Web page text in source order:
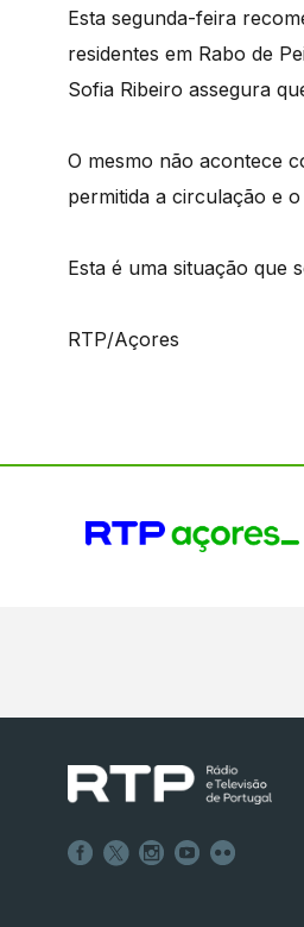
Esta segunda-feira
residentes em Rabo de
Sofia Ribeiro assegura
O mesmo não acontece
permitida a circulação e
Esta é uma situação que
RTP/Açores